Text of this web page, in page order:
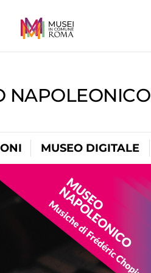
NAPOLEONICO
MUSEO DIGITALE